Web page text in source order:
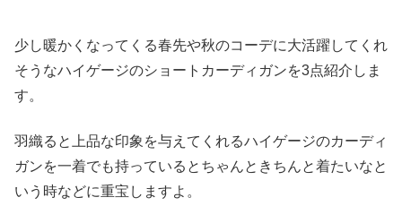
少し暖かくなってくる春先や秋のコーデに大活躍してくれ
そうなハイゲージのショートカーディガンを3点紹介しま
す。
羽織ると上品な印象を与えてくれるハイゲージのカーディ
ガンを一着でも持っているとちゃんときちんと着たいなと
いう時などに重宝しますよ。